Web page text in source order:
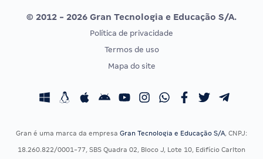
Vunesp
CONCURSOS POR PROFISSÃO
Concursos Fiscais
EXAME DE ORDEM
Calendário OAB
© 2012 - 2026 Gran Tecnologia e Educação S/A.
Política de privacidade
Termos de uso
Mapa do site
Gran é uma marca da empresa Gran Tecnologia e Educação S/A, CNPJ:
18.260.822/0001-77, SBS Quadra 02, Bloco J, Lote 10, Edifício Carlton